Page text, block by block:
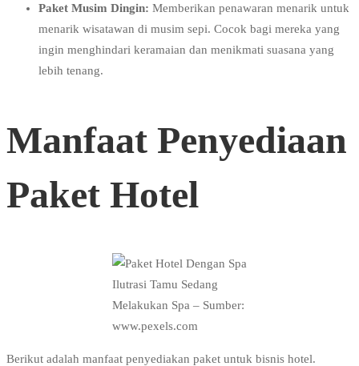
Paket Musim Dingin: Memberikan penawaran menarik untuk
menarik wisatawan di musim sepi. Cocok bagi mereka yang
ingin menghindari keramaian dan menikmati suasana yang
lebih tenang.
Manfaat Penyediaan
Paket Hotel
Ilutrasi Tamu Sedang
Melakukan Spa – Sumber:
www.pexels.com
Berikut adalah manfaat penyediakan paket untuk bisnis hotel.